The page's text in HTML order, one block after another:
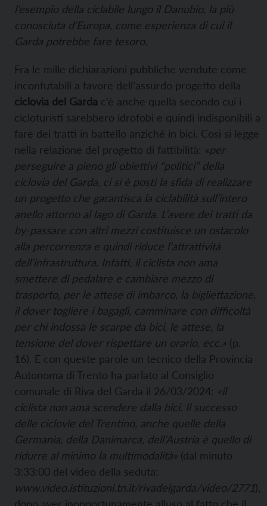
l’esempio della ciclabile lungo il Danubio, la più
conosciuta d’Europa, come esperienza di cui il
Garda potrebbe fare tesoro.
Fra le mille dichiarazioni pubbliche vendute come
inconfutabili a favore dell’assurdo progetto della
ciclovia del Garda c’è anche quella secondo cui i
cicloturisti sarebbero idrofobi e quindi indisponibili a
fare dei tratti in battello anziché in bici. Così si legge
nella relazione del progetto di fattibilità: «per
perseguire a pieno gli obiettivi “politici” della
ciclovia del Garda, ci si è posti la sfida di realizzare
un progetto che garantisca la ciclabilità sull’intero
anello attorno al lago di Garda. L’avere dei tratti da
by-passare con altri mezzi costituisce un ostacolo
alla percorrenza e quindi riduce l’attrattività
dell’infrastruttura. Infatti, il ciclista non ama
smettere di pedalare e cambiare mezzo di
trasporto, per le attese di imbarco, la bigliettazione,
il dover togliere i bagagli, camminare con difficoltà
per chi indossa le scarpe da bici, le attese, la
tensione del dover rispettare un orario, ecc.» (p.
16). E con queste parole un tecnico della Provincia
Autonoma di Trento ha parlato al Consiglio
comunale di Riva del Garda il 26/03/2024: «il
ciclista non ama scendere dalla bici. Il successo
delle ciclovie del Trentino, anche quelle della
Germania, della Danimarca, dell’Austria è quello di
ridurre al minimo la multimodalità» (dal minuto
3:33:00 del video della seduta:
www.video.istituzioni.tn.it/rivadelgarda/video/2771),